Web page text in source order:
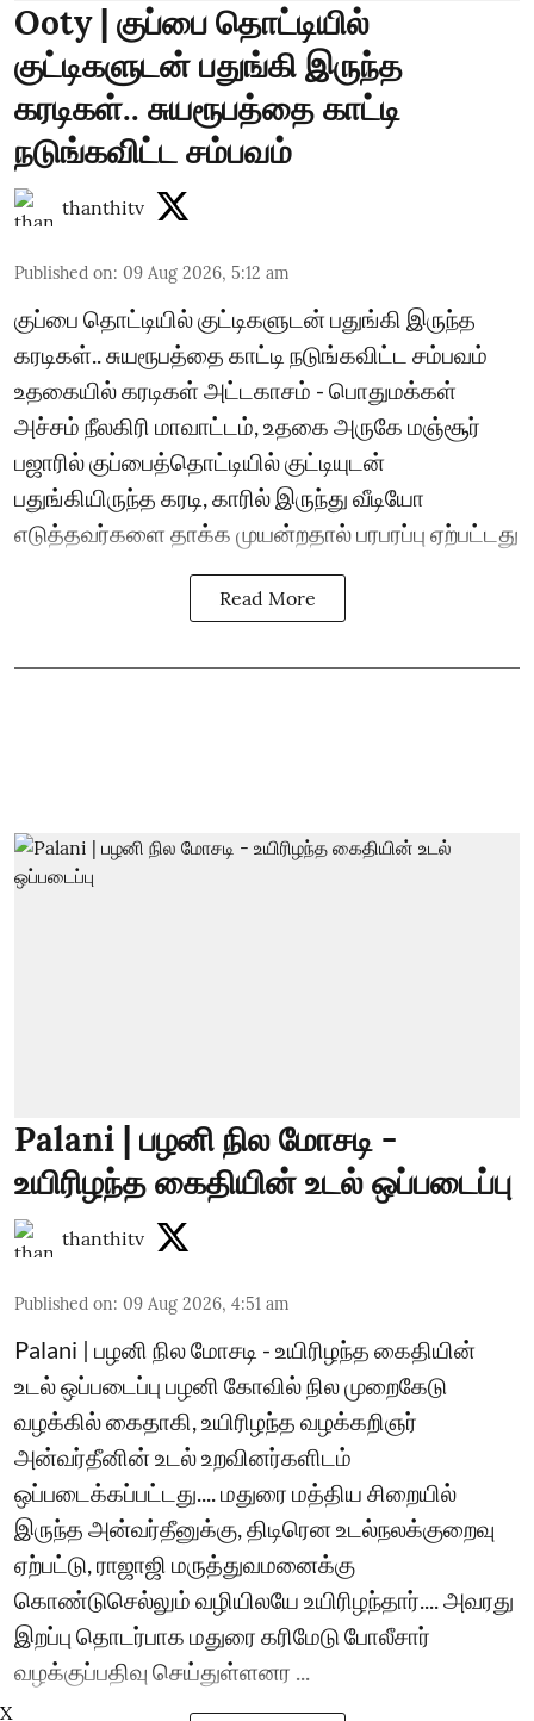
Ooty | குப்பை தொட்டியில்
குட்டிகளுடன் பதுங்கி இருந்த
கரடிகள்.. சுயரூபத்தை காட்டி
நடுங்கவிட்ட சம்பவம்
thanthitv
Published on: 09 Aug 2026, 5:12 am
குப்பை தொட்டியில் குட்டிகளுடன் பதுங்கி இருந்த
கரடிகள்.. சுயரூபத்தை காட்டி நடுங்கவிட்ட சம்பவம்
உதகையில் கரடிகள் அட்டகாசம் - பொதுமக்கள்
அச்சம் நீலகிரி மாவாட்டம், உதகை அருகே மஞ்சூர்
பஜாரில் குப்பைத்தொட்டியில் குட்டியுடன்
பதுங்கியிருந்த கரடி, காரில் இருந்து வீடியோ
எடுத்தவர்களை தாக்க முயன்றதால் பரபரப்பு ஏற்பட்டது
Read More
Palani | பழனி நில மோசடி -
உயிரிழந்த கைதியின் உடல் ஒப்படைப்பு
thanthitv
Published on: 09 Aug 2026, 4:51 am
Palani | பழனி நில மோசடி - உயிரிழந்த கைதியின்
உடல் ஒப்படைப்பு பழனி கோவில் நில முறைகேடு
வழக்கில் கைதாகி, உயிரிழந்த வழக்கறிஞர்
அன்வர்தீனின் உடல் உறவினர்களிடம்
ஒப்படைக்கப்பட்டது.... மதுரை மத்திய சிறையில்
இருந்த அன்வர்தீனுக்கு, திடிரென உடல்நலக்குறைவு
ஏற்பட்டு, ராஜாஜி மருத்துவமனைக்கு
கொண்டுசெல்லும் வழியிலயே உயிரிழந்தார்.... அவரது
இறப்பு தொடர்பாக மதுரை கரிமேடு போலீசார்
வழக்குப்பதிவு செய்துள்ளனர ...
X